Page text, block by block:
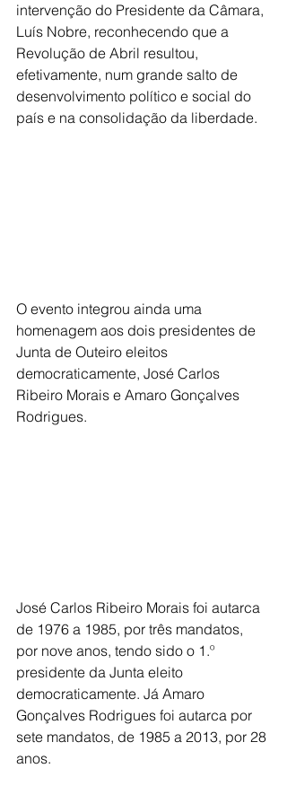
intervenção do Presidente da Câmara,
Luís Nobre, reconhecendo que a
Revolução de Abril resultou,
efetivamente, num grande salto de
desenvolvimento político e social do
país e na consolidação da liberdade.
O evento integrou ainda uma
homenagem aos dois presidentes de
Junta de Outeiro eleitos
democraticamente, José Carlos
Ribeiro Morais e Amaro Gonçalves
Rodrigues.
José Carlos Ribeiro Morais foi autarca
de 1976 a 1985, por três mandatos,
por nove anos, tendo sido o 1.º
presidente da Junta eleito
democraticamente. Já Amaro
Gonçalves Rodrigues foi autarca por
sete mandatos, de 1985 a 2013, por 28
anos.